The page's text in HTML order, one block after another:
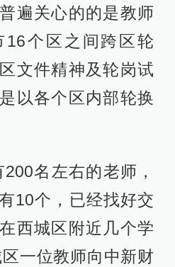
遍关心的的是教师
个区之间跨区轮
文件精神及轮岗试
以各个区内部轮换
名左右的老师，
10个，已经找好交
西城区附近几个学
一位教师向中新财